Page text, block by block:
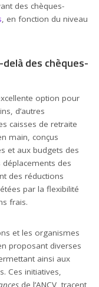
des chèques-
, en fonction du niveau
des chèques-
option pour
d’autres
caisses de retraite
main, conçus
et aux budgets des
déplacements des
des réductions
par la flexibilité
frais.
et les organismes
proposant diverses
ainsi aux
Ces initiatives,
de l’ANCV, tracent